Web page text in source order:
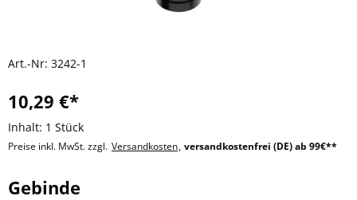
Art.-Nr: 3242-1
10,29 €*
Inhalt: 1 Stück
Preise inkl. MwSt. zzgl. Versandkosten, versandkostenfrei (DE) ab 99€**
Gebinde